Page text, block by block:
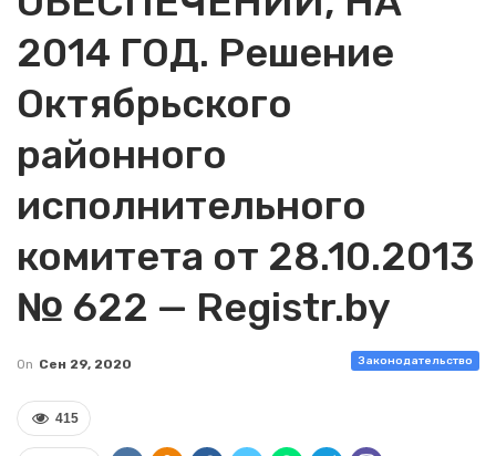
2014 ГОД. Решение
Октябрьского
районного
исполнительного
комитета от 28.10.2013
№ 622 — Registr.by
Законодательство
On Сен 29, 2020
415